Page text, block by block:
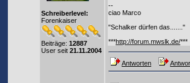
Schreiberlevel:
Forenkaiser
Beiträge: 12887
User seit 21.11.2004
--
ciao Marco
"Schalker dürfen das......."
***http://forum.mwslk.de/***
Antworten